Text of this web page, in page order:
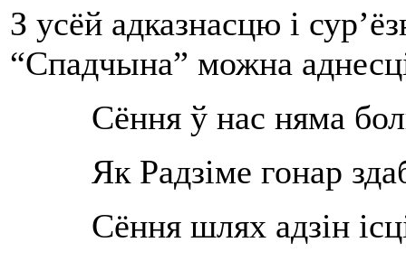
З усёй адказнасцю і
“Спадчына” можна
Сёння ў нас няма
Як Радзіме гонар
Сёння шлях адзін